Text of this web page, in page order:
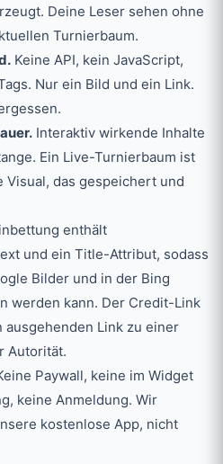
Deine Leser sehen ohne
Turnierbaum.
Keine API, kein JavaScript,
Nur ein Bild und ein Link.
Interaktiv wirkende Inhalte
Ein Live-Turnierbaum ist
Visual, das gespeichert und
enthält
und ein Title-Attribut, sodass
Bilder und in der Bing
werden kann. Der Credit-Link
Link zu einer
Autorität.
Paywall, keine im Widget
keine Anmeldung. Wir
kostenlose App, nicht